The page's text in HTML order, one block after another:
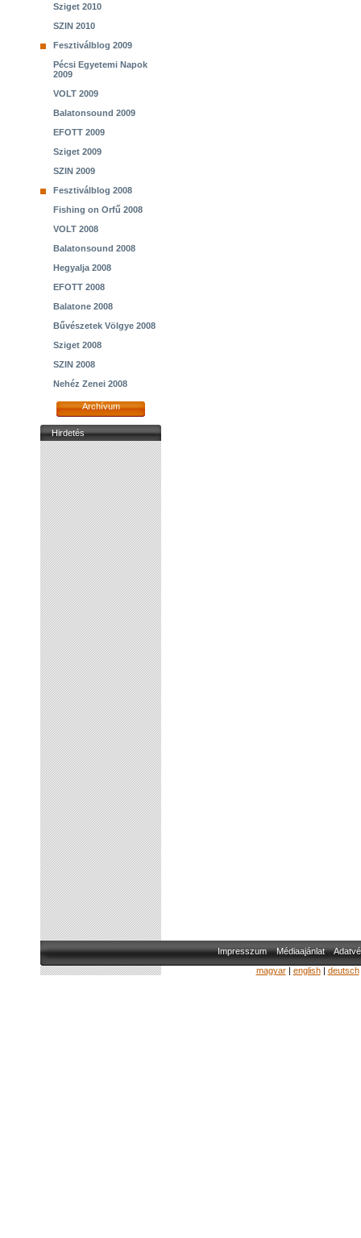
Sziget 2010
SZIN 2010
Fesztiválblog 2009
Pécsi Egyetemi Napok
2009
VOLT 2009
Balatonsound 2009
EFOTT 2009
Sziget 2009
SZIN 2009
Fesztiválblog 2008
Fishing on Orfű 2008
VOLT 2008
Balatonsound 2008
Hegyalja 2008
EFOTT 2008
Balatone 2008
Bűvészetek Völgye 2008
Sziget 2008
SZIN 2008
Nehéz Zenei 2008
Archívum
Hirdetés
Impresszum Médiaajánlat
magyar| english| deutsch